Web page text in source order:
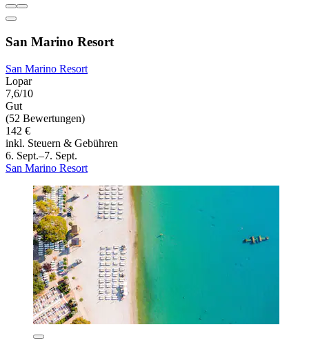
San Marino Resort
San Marino Resort
Lopar
7,6/10
Gut
(52 Bewertungen)
142 €
inkl. Steuern & Gebühren
6. Sept.–7. Sept.
San Marino Resort